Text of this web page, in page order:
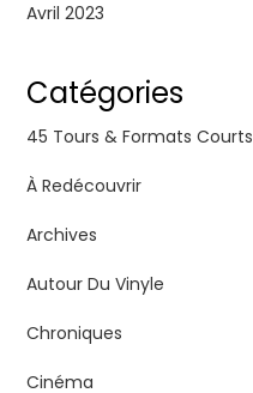
Avril 2023
Catégories
45 Tours & Formats Courts
À Redécouvrir
Archives
Autour Du Vinyle
Chroniques
Cinéma